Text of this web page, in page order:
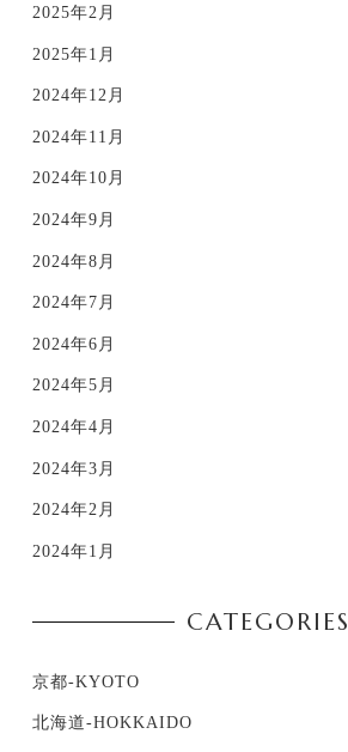
2025年2月
2025年1月
2024年12月
2024年11月
2024年10月
2024年9月
2024年8月
2024年7月
2024年6月
2024年5月
2024年4月
2024年3月
2024年2月
2024年1月
CATEGORIES
京都-KYOTO
北海道-HOKKAIDO